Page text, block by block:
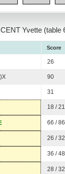
Yvette (table
Score
26
90
31
18 / 21
66 / 86
26 / 32
36 / 48
28 / 32